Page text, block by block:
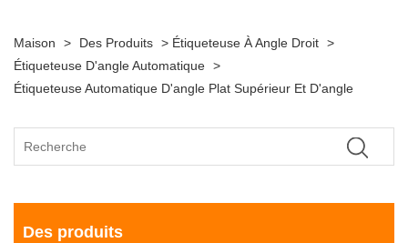
Maison > Des Produits > Étiqueteuse À Angle Droit >
Étiqueteuse D'angle Automatique >
Étiqueteuse Automatique D'angle Plat Supérieur Et D'angle
Des produits